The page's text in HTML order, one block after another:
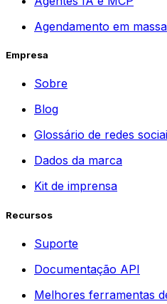
Agendamento em massa
Empresa
Sobre
Blog
Glossário de redes
Dados da marca
Kit de imprensa
Recursos
Suporte
Documentação API
Melhores ferramentas